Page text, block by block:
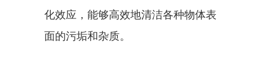
化效应，能够高效地清洁各种物体表
面的污垢和杂质。